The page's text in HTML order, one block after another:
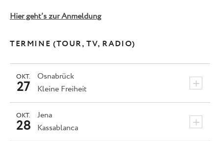
Hier geht’s zur Anmeldung
TERMINE (TOUR, TV, RADIO)
Osnabrück +
OKT.
27 Kleine Freiheit
Jena +
OKT.
28 Kassablanca